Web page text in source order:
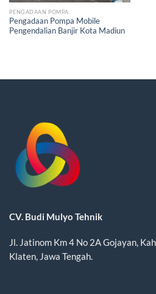
PENGADAAN POMPA
Pengadaan Pompa Mobile
Pengendalian Banjir Kota Madiun
CV. Budi Mulyo Tehnik
Jl. Jatinom Km 4 No 2A Gojayan,
Klaten, Jawa Tengah.